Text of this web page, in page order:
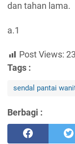
dan tahan lama.
a.1
Post Views:
Tags :
sendal pantai
Berbagi :